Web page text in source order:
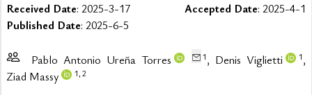
Metrics
References
Contributors
Received Date: 2025-3-17 Accepted Date: 2025-4-1
Published Date: 2025-6-5
Pablo Antonio Ureña Torres 1, Denis Viglietti 1,
Ziad Massy
1,2